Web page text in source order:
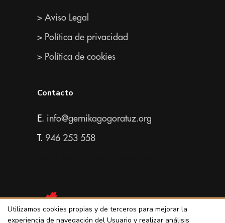
> Aviso Legal
> Política de privacidad
> Política de cookies
Contacto
E. info@gernikagogoratuz.org
T. 946 253 558
Utilizamos cookies propias y de terceros para mejorar la
experiencia de navegación del Usuario y realizar análisis